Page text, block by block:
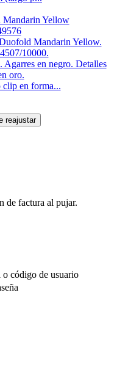
Mandarin Yellow
Mandarin Yellow.
10000.
en negro. Detalles
oro.
clip en forma...
de factura al pujar.
o código de usuario